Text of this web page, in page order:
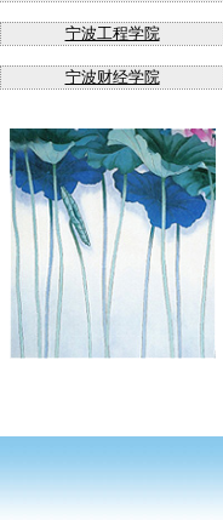
宁波工程学院
宁波财经学院